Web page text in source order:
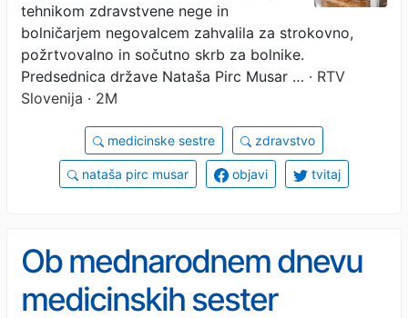
tehnikom zdravstvene nege in
bolničarjem negovalcem zahvalila za strokovno,
požrtvovalno in sočutno skrb za bolnike.
Predsednica države Nataša Pirc Musar … · RTV
Slovenija · 2M
medicinske sestre zdravstvo
nataša pirc musar objavi tvitaj
Ob mednarodnem dnevu
medicinskih sester